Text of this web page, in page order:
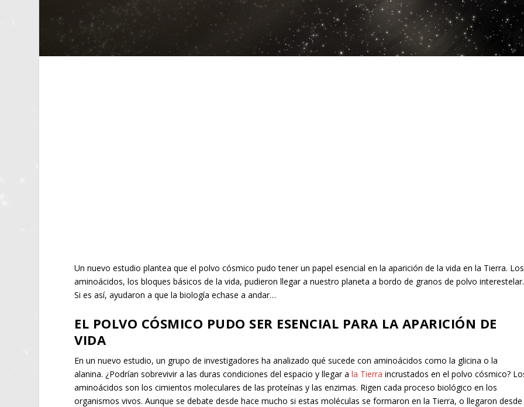
Un nuevo estudio plantea que el polvo cósmico pudo tener un papel esencial en la aparición de la vida en la Tierra. Los
aminoácidos, los bloques básicos de la vida, pudieron llegar a nuestro planeta a bordo de granos de polvo interestelar.
Si es así, ayudaron a que la biología echase a andar…
EL POLVO CÓSMICO PUDO SER ESENCIAL PARA LA APARICIÓN DE
VIDA
En un nuevo estudio, un grupo de investigadores ha analizado qué sucede con aminoácidos como la glicina o la
alanina. ¿Podrían sobrevivir a las duras condiciones del espacio y llegar ala Tierra incrustados en el polvo cósmico?
aminoácidos son los cimientos moleculares de las proteínas y las enzimas. Rigen cada proceso biológico en los
organismos vivos. Aunque se debate desde hace mucho si estas moléculas se formaron en la Tierra, o llegaron desde